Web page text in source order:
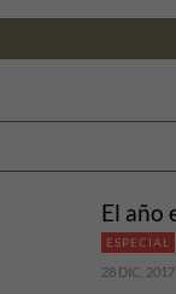
El año
ESPECIAL
28 DIC, 2017